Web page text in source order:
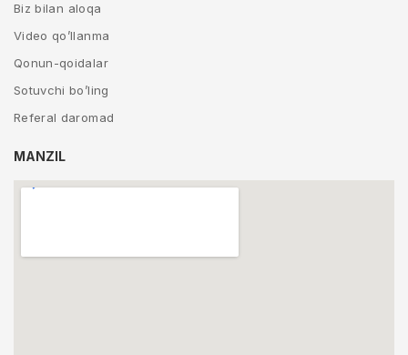
Biz bilan aloqa
Video qo’llanma
Qonun-qoidalar
Sotuvchi bo’ling
Referal daromad
MANZIL